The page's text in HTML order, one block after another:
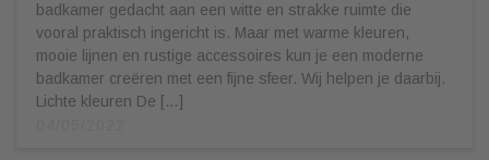
badkamer gedacht aan een witte en strakke ruimte die
vooral praktisch ingericht is. Maar met warme kleuren,
mooie lijnen en rustige accessoires kun je een moderne
badkamer creëren met een fijne sfeer. Wij helpen je daarbij.
Lichte kleuren De […]